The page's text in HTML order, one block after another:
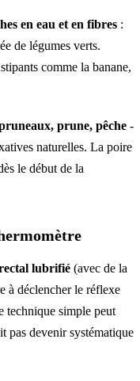
en eau et en fibres :
de légumes verts.
comme la banane,
prune, pêche -
naturelles. La poire
le début de la
lubrifié (avec de la
à déclencher le réflexe
technique simple peut
pas devenir systématique